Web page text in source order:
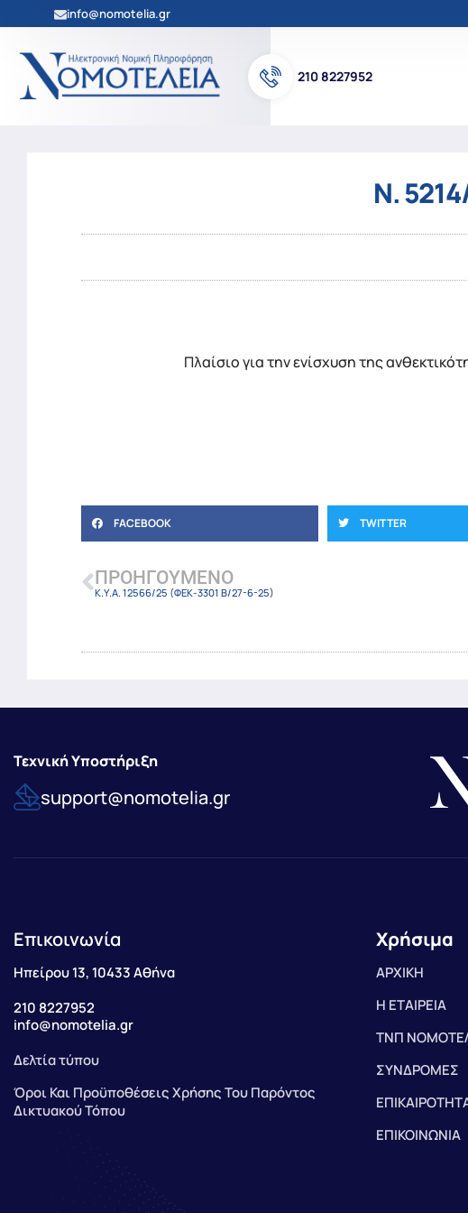
info@nomotelia.gr
210 8227952
Ν.
Πλαίσιο για την ενίσχυση της
FACEBOOK TWITTER
ΠΡΟΗΓΟΎΜΕΝΟ
Κ.Υ.Α. 12566/25 (ΦΕΚ-3301 Β/27-6-25)
Τεχνική Υποστήριξη
support@nomotelia.gr
Επικοινωνία
Ηπείρου 13, 10433 Αθήνα
210 8227952
info@nomotelia.gr
Δελτία τύπου
Όροι Και Προϋποθέσεις Χρήσης Του Παρόντος
Δικτυακού Τόπου
Χρήσιμα
ΑΡΧΙΚΗ
Η ΕΤΑΙΡΕΙΑ
ΤΝΠ
ΣΥΝΔΡΟΜΕΣ
ΕΠΙΚΟΙΝΩΝΙΑ